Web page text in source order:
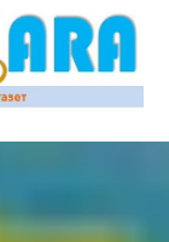
газеті
ГАЗЕТІ